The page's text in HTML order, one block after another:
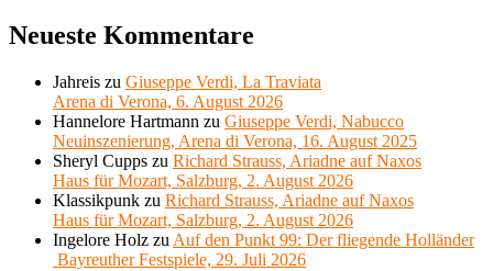
Neueste Kommentare
Jahreis zu Giuseppe Verdi, La Traviata
Arena di Verona, 6. August 2026
Hannelore Hartmann zu Giuseppe Verdi, Nabucco
Neuinszenierung, Arena di Verona, 16. August 2025
Sheryl Cupps zu Richard Strauss, Ariadne auf Naxos
Haus für Mozart, Salzburg, 2. August 2026
Klassikpunk zu Richard Strauss, Ariadne auf Naxos
Haus für Mozart, Salzburg, 2. August 2026
Ingelore Holz zu Auf den Punkt 99: Der fliegende Holländer
Bayreuther Festspiele, 29. Juli 2026